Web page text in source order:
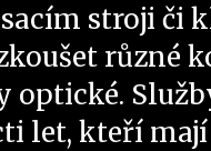
stroji či
různé
let, kteří